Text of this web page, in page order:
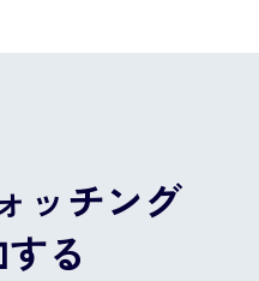
ッチング
る